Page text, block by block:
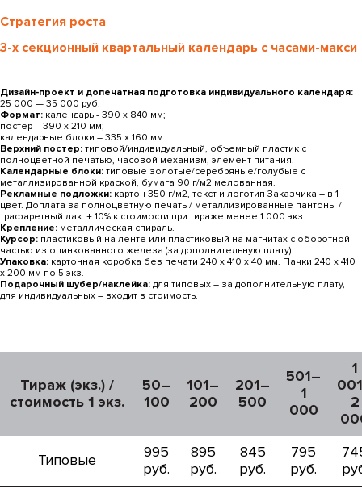
Стратегия роста
3-х секционный квартальный календарь с часами-макси
Дизайн-проект и допечатная подготовка индивидуального календаря:
25 000 — 35 000 руб.
Формат: календарь - 390 х 840 мм;
постер ― 390 x 210 мм;
календарные блоки ― 335 х 160 мм.
Верхний постер: типовой/индивидуальный, объемный пластик с
полноцветной печатью, часовой механизм, элемент питания.
Календарные блоки: типовые золотые/серебряные/голубые с
металлизированной краской, бумага 90 г/м2 мелованная.
Рекламные подложки: картон 350 г/м2, текст и логотип Заказчика ― в 1
цвет. Доплата за полноцветную печать / металлизированные пантоны /
трафаретный лак: + 10% к стоимости при тираже менее 1 000 экз.
Крепление: металлическая спираль.
Курсор: пластиковый на ленте или пластиковый на магнитах с оборотной
частью из оцинкованного железа (за дополнительную плату).
Упаковка: картонная коробка без печати 240 x 410 x 40 мм. Пачки 240 x 410
x 200 мм по 5 экз.
Подарочный шубер/наклейка: для типовых ― за дополнительную плату,
для индивидуальных ― входит в стоимость.
Тираж (экз.) /
стоимость 1 экз.
50–
100
101–
200
201–
500
501–
1
000
1
2
Типовые
995
руб.
895
руб.
845
руб.
795
руб.